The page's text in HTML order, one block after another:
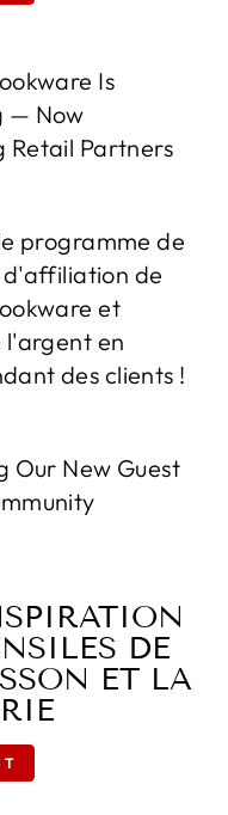
Is
— Now
Retail Partners
programme de
de
et
l'argent en
des clients !
Our New Guest
DE
ET LA